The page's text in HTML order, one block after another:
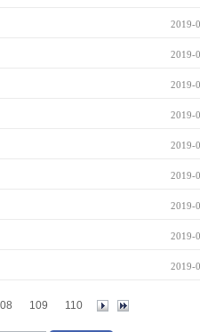
2019-
2019-
2019-
2019-
2019-
2019-
2019-
2019-
2019-
109 110